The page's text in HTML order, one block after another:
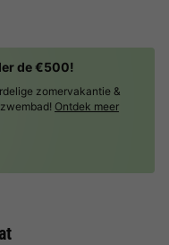
de €500!
zomervakantie &
Ontdek meer